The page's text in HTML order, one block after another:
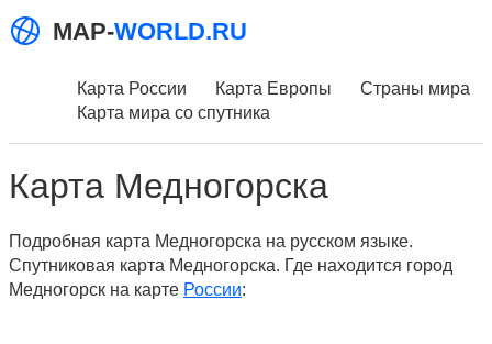
MAP-WORLD.RU
Карта России Карта Европы
Страны мира
Карта мира со спутника
Карта Медногорска
Подробная карта Медногорска на русском языке.
Спутниковая карта Медногорска. Где находится город
Медногорск на карте России: